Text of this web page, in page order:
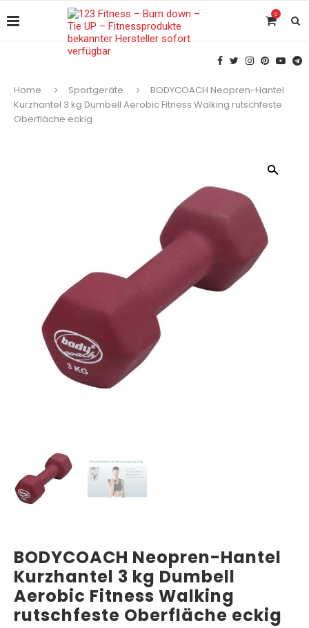
0
Home Sportgeräte
BODYCOACH Neopren-Hantel
Kurzhantel 3 kg Dumbell Aerobic Fitness Walking rutschfeste
Oberfläche eckig
BODYCOACH Neopren-Hantel
Kurzhantel 3 kg Dumbell
Aerobic Fitness Walking
rutschfeste Oberfläche eckig